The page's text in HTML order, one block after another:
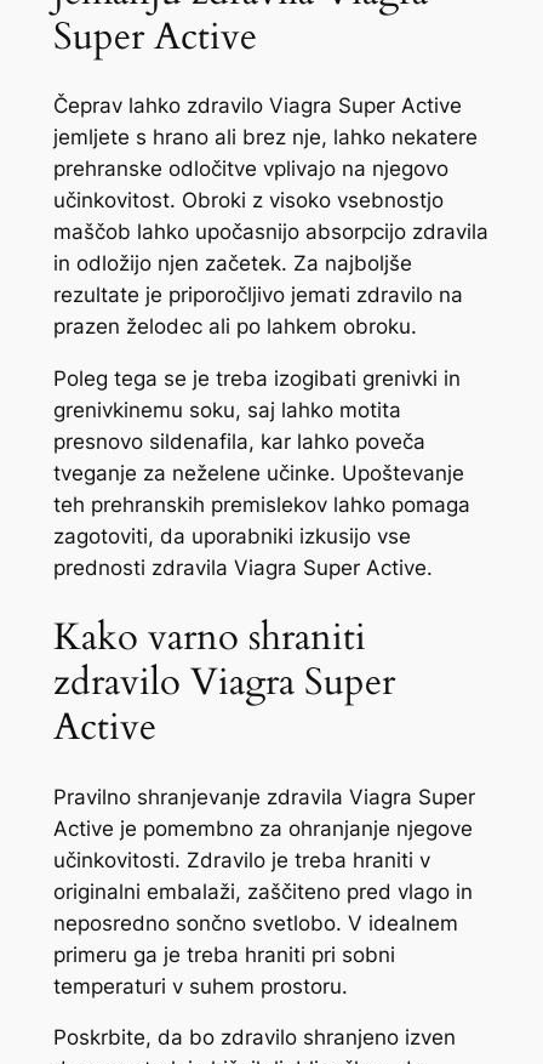
Super Active
Čeprav lahko zdravilo Viagra Super Active
jemljete s hrano ali brez nje, lahko nekatere
prehranske odločitve vplivajo na njegovo
učinkovitost. Obroki z visoko vsebnostjo
maščob lahko upočasnijo absorpcijo zdravila
in odložijo njen začetek. Za najboljše
rezultate je priporočljivo jemati zdravilo na
prazen želodec ali po lahkem obroku.
Poleg tega se je treba izogibati grenivki in
grenivkinemu soku, saj lahko motita
presnovo sildenafila, kar lahko poveča
tveganje za neželene učinke. Upoštevanje
teh prehranskih premislekov lahko pomaga
zagotoviti, da uporabniki izkusijo vse
prednosti zdravila Viagra Super Active.
Kako varno shraniti
zdravilo Viagra Super
Active
Pravilno shranjevanje zdravila Viagra Super
Active je pomembno za ohranjanje njegove
učinkovitosti. Zdravilo je treba hraniti v
originalni embalaži, zaščiteno pred vlago in
neposredno sončno svetlobo. V idealnem
primeru ga je treba hraniti pri sobni
temperaturi v suhem prostoru.
Poskrbite, da bo zdravilo shranjeno izven